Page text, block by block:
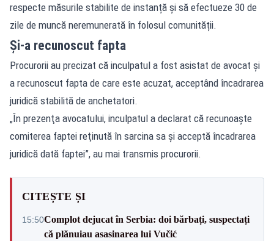
respecte măsurile stabilite de instanță și să efectueze 30 de
zile de muncă neremunerată în folosul comunității.
Și-a recunoscut fapta
Procurorii au precizat că inculpatul a fost asistat de avocat și
a recunoscut fapta de care este acuzat, acceptând încadrarea
juridică stabilită de anchetatori.
„În prezenţa avocatului, inculpatul a declarat că recunoaşte
comiterea faptei reţinută în sarcina sa şi acceptă încadrarea
juridică dată faptei”, au mai transmis procurorii.
CITEȘTE ȘI
15:50Complot dejucat în Serbia: doi bărbați, suspectați
că plănuiau asasinarea lui Vučić